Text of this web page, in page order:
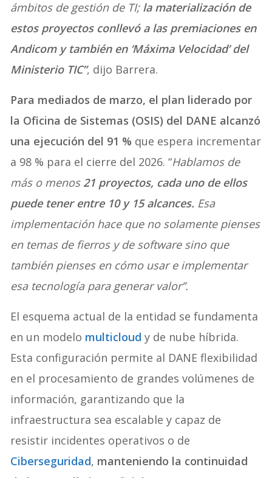
ámbitos de gestión de TI; la materialización de
estos proyectos conllevó a las premiaciones en
Andicom y también en ‘Máxima Velocidad’ del
Ministerio TIC”, dijo Barrera.
Para mediados de marzo, el plan liderado por
la Oficina de Sistemas (OSIS) del DANE alcanzó
una ejecución del 91 % que espera incrementar
a 98 % para el cierre del 2026. “Hablamos de
más o menos 21 proyectos, cada uno de ellos
puede tener entre 10 y 15 alcances. Esa
implementación hace que no solamente pienses
en temas de fierros y de software sino que
también pienses en cómo usar e implementar
esa tecnología para generar valor”.
El esquema actual de la entidad se fundamenta
en un modelo multicloud y de nube híbrida.
Esta configuración permite al DANE flexibilidad
en el procesamiento de grandes volúmenes de
información, garantizando que la
infraestructura sea escalable y capaz de
resistir incidentes operativos o de
Ciberseguridad, manteniendo la continuidad